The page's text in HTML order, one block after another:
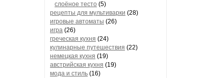
слоёное тесто (5)
рецепты для мультиварки (28)
игровые автоматы (26)
игра (26)
греческая кухня (24)
кулинарные путешествия (22)
немецкая кухня (19)
австрийская кухня (19)
мода и стиль (16)